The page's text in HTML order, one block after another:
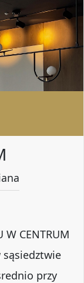
W CENTRUM
przy